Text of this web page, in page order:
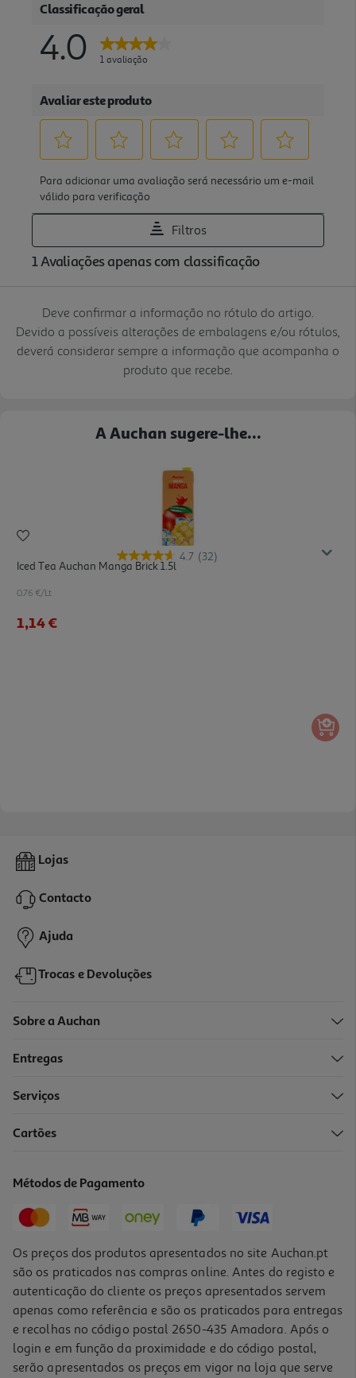
Deve confirmar a informação no rótulo do artigo.
Devido a possíveis alterações de embalagens e/ou rótulos,
deverá considerar sempre a informação que acompanha o
produto que recebe.
A Auchan sugere-lhe...
4.7 (32)
Iced Tea Auchan Manga Brick 1.5l
0.76 €/Lt
1,14 €
Lojas
Contacto
Ajuda
Trocas e Devoluções
Sobre a Auchan
Entregas
Serviços
Cartões
Métodos de Pagamento
Os preços dos produtos apresentados no site Auchan.pt
são os praticados nas compras online. Antes do registo e
autenticação do cliente os preços apresentados servem
apenas como referência e são os praticados para entregas
e recolhas no código postal 2650-435 Amadora. Após o
login e em função da proximidade e do código postal,
serão apresentados os preços em vigor na loja que serve